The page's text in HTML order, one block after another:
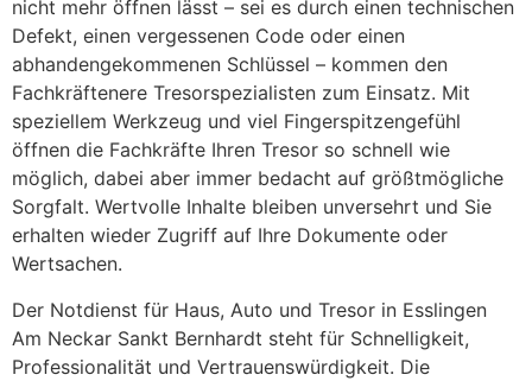
nicht mehr öffnen lässt – sei es durch einen technischen
Defekt, einen vergessenen Code oder einen
abhandengekommenen Schlüssel – kommen den
Fachkräftenere Tresorspezialisten zum Einsatz. Mit
speziellem Werkzeug und viel Fingerspitzengefühl
öffnen die Fachkräfte Ihren Tresor so schnell wie
möglich, dabei aber immer bedacht auf größtmögliche
Sorgfalt. Wertvolle Inhalte bleiben unversehrt und Sie
erhalten wieder Zugriff auf Ihre Dokumente oder
Wertsachen.
Der Notdienst für Haus, Auto und Tresor in Esslingen
Am Neckar Sankt Bernhardt steht für Schnelligkeit,
Professionalität und Vertrauenswürdigkeit. Die